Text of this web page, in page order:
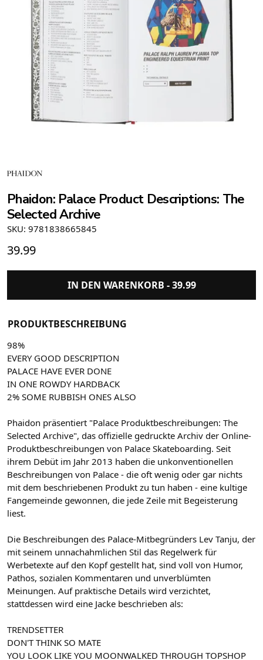
Phaidon: Palace Product Descriptions: The
Selected Archive
SKU: 9781838665845
39.99
IN DEN WARENKORB -39.99
PRODUKTBESCHREIBUNG
98%
EVERY GOOD DESCRIPTION
PALACE HAVE EVER DONE
IN ONE ROWDY HARDBACK
2% SOME RUBBISH ONES ALSO
Phaidon präsentiert "Palace Produktbeschreibungen: The
Selected Archive", das offizielle gedruckte Archiv der Online-
Produktbeschreibungen von Palace Skateboarding. Seit
ihrem Debüt im Jahr 2013 haben die unkonventionellen
Beschreibungen von Palace - die oft wenig oder gar nichts
mit dem beschriebenen Produkt zu tun haben - eine kultige
Fangemeinde gewonnen, die jede Zeile mit Begeisterung
liest.
Die Beschreibungen des Palace-Mitbegründers Lev Tanju, der
mit seinem unnachahmlichen Stil das Regelwerk für
Werbetexte auf den Kopf gestellt hat, sind voll von Humor,
Pathos, sozialen Kommentaren und unverblümten
Meinungen. Auf praktische Details wird verzichtet,
stattdessen wird eine Jacke beschrieben als:
TRENDSETTER
DON'T THINK SO MATE
YOU LOOK LIKE YOU MOONWALKED THROUGH TOPSHOP